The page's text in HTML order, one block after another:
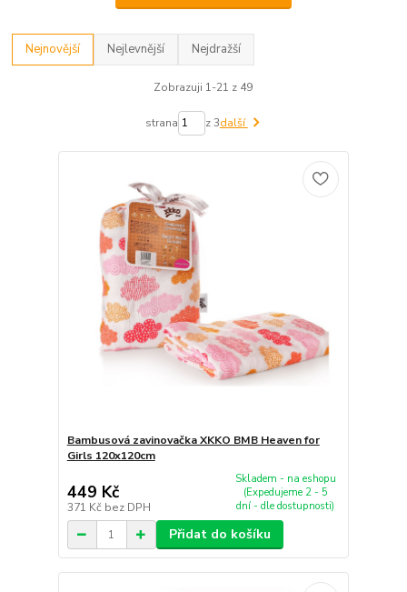
Nejnovější Nejlevnější Nejdražší
Zobrazuji 1-21 z 49
strana z 3další
Bambusová zavinovačka XKKO BMB Heaven for
Girls 120x120cm
449 Kč
371 Kč bez DPH
Skladem - na eshopu
(Expedujeme 2 - 5
dní - dle dostupnosti)
Přidat do košíku